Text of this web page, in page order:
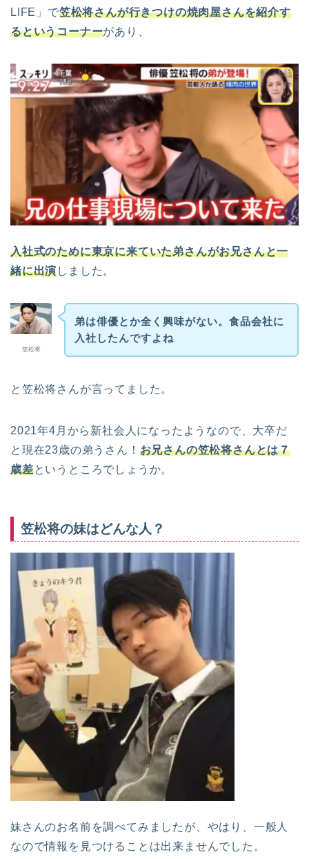
LIFE」で笠松将さんが行きつけの焼肉屋さんを紹介す
るというコーナーがあり、
入社式のために東京に来ていた弟さんがお兄さんと一
緒に出演しました。
笠松将
弟は俳優とか全く興味がない。食品会社に
入社したんですよね
と笠松将さんが言ってました。
2021年4月から新社会人になったようなので、大卒だ
と現在23歳の弟うさん！ お兄さんの笠松将さんとは７
歳差というところでしょうか。
笠松将の妹はどんな人？
妹さんのお名前を調べてみましたが、やはり、一般人
なので情報を見つけることは出来ませんでした。